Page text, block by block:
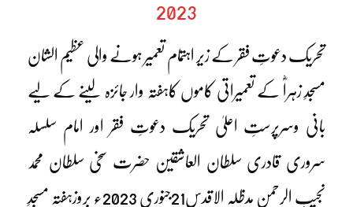
2023
تحریک دعوتِ فقر کے زیر اہتمام تعمیر ہونے والی عظیم الشان
مسجدِ زہراؓ کے تعمیراتی کاموں کاہفتہ وار جائزہ لینے کے لیے
بانی وسرپرستِ اعلیٰ تحریک دعوتِ فقر اور امام سلسلہ
سروری قادری سلطان العاشقین حضرت سخی سلطان محمد
نجیب الرحمن مدظلہ الاقدس21جنوری 2023ء بروزہفتہ مسجدِ